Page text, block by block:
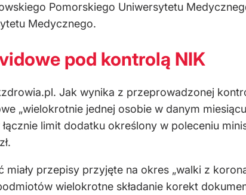
Pomorskiego Uniwersytetu
Medycznego.
pod kontrolą NIK
Jak wynika z przeprowadzonej
„wielokrotnie jednej osobie w danym
limit dodatku określony w poleceniu
miały przepisy przyjęte na okres „walki z
wielokrotne składanie korekt